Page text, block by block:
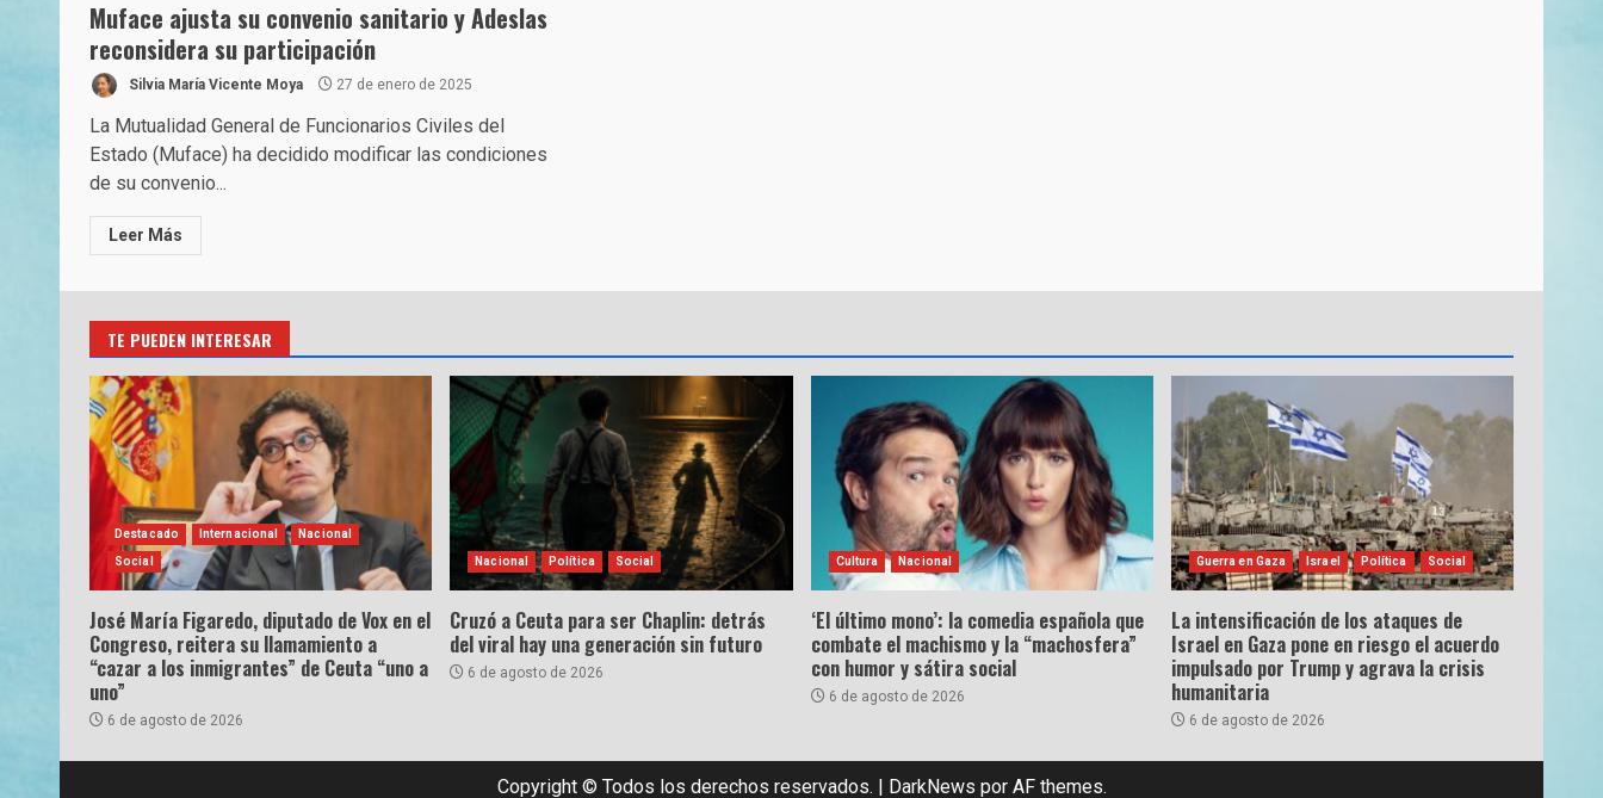
Muface ajusta su convenio sanitario y Adeslas
reconsidera su participación
Silvia María Vicente Moya 27 de enero de 2025
La Mutualidad General de Funcionarios Civiles del
Estado (Muface) ha decidido modificar las condiciones
de su convenio...
Leer Más
TE PUEDEN INTERESAR
Destacado Internacional Nacional
Social
José María Figaredo, diputado de Vox en el
Congreso, reitera su llamamiento a
“cazar a los inmigrantes” de Ceuta “uno a
uno”
6 de agosto de 2026
Nacional Política Social
Cruzó a Ceuta para ser Chaplin: detrás
del viral hay una generación sin futuro
6 de agosto de 2026
Cultura Nacional
‘El último mono’: la comedia española que
combate el machismo y la “machosfera”
con humor y sátira social
6 de agosto de 2026
Guerra en Gaza Israel Política Social
La intensificación de los ataques de
Israel en Gaza pone en riesgo el acuerdo
impulsado por Trump y agrava la crisis
humanitaria
6 de agosto de 2026
Copyright © Todos los derechos reservados. | DarkNews por AF themes.